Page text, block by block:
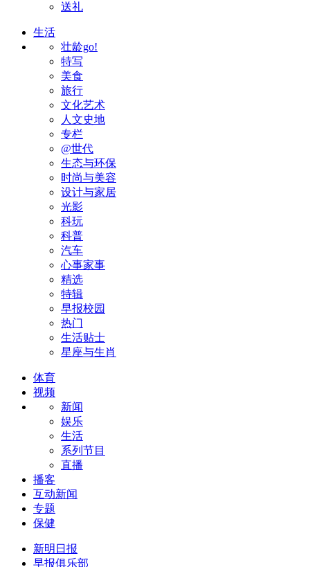
送礼
生活
壮龄go!
特写
美食
旅行
文化艺术
人文史地
专栏
@世代
生态与环保
时尚与美容
设计与家居
光影
科玩
科普
汽车
心事家事
精选
特辑
早报校园
热门
生活贴士
星座与生肖
体育
视频
新闻
娱乐
生活
系列节目
直播
播客
互动新闻
专题
保健
新明日报
早报俱乐部